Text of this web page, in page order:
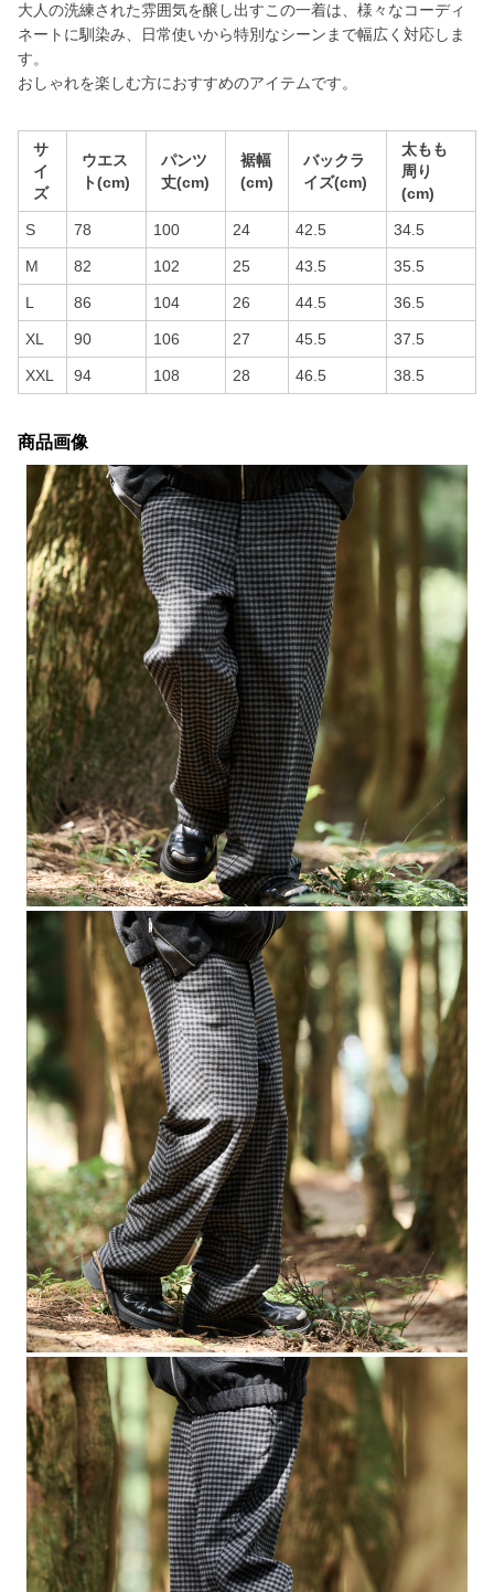
大人の洗練された雰囲気を醸し出すこの一着は、様々なコーディ
ネートに馴染み、日常使いから特別なシーンまで幅広く対応しま
す。
おしゃれを楽しむ方におすすめのアイテムです。
サ
イ
ズ
ウエス
ト(cm)
パンツ
丈(cm)
裾幅
(cm)
バックラ
イズ(cm)
太もも
周り
(cm)
S 78 100 24 42.5 34.5
M 82 102 25 43.5 35.5
L 86 104 26 44.5 36.5
XL 90 106 27 45.5 37.5
XXL 94 108 28 46.5 38.5
商品画像